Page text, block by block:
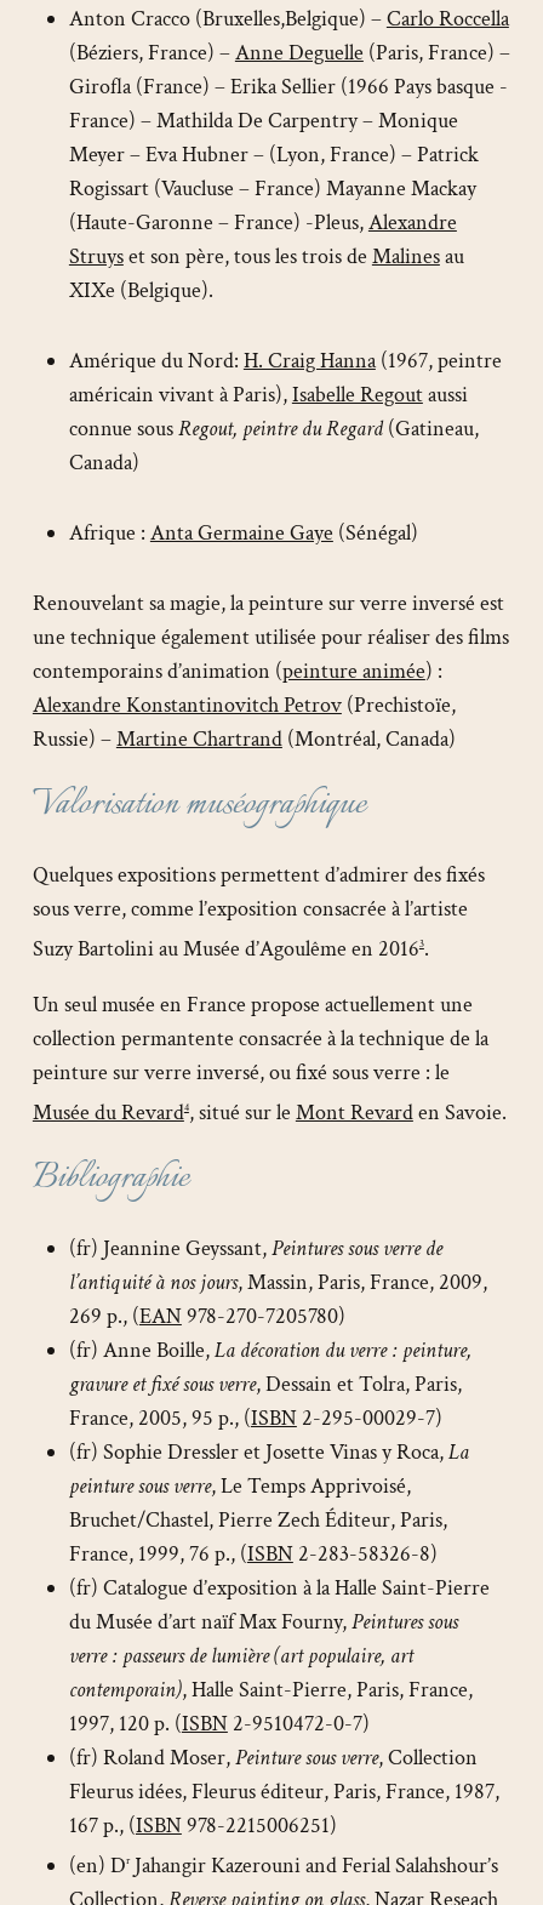
Anton Cracco (Bruxelles,Belgique) –Carlo Roccella
(Béziers, France) –Anne Deguelle (Paris, France) –
Girofla (France) – Erika Sellier (1966 Pays basque -
France) – Mathilda De Carpentry – Monique
Meyer – Eva Hubner – (Lyon, France) – Patrick
Rogissart (Vaucluse – France) Mayanne Mackay
(Haute-Garonne – France) -Pleus,Alexandre
Struyset son père, tous les trois de Malinesau
XIXe (Belgique).
Amérique du Nord: H. Craig Hanna(1967, peintre
américain vivant à Paris),Isabelle Regoutaussi
connue sousRegout, peintre du Regard(Gatineau,
Canada)
Afrique : Anta Germaine Gaye (Sénégal)
Renouvelant sa magie, la peinture sur verre inversé est
une technique également utilisée pour réaliser des films
contemporains d’animation (peinture animée) :
Alexandre Konstantinovitch Petrov(Prechistoïe,
Russie) –Martine Chartrand(Montréal, Canada)
Valorisation muséographique
Quelques expositions permettent d’admirer des fixés
sous verre, comme l’exposition consacrée à l’artiste
Suzy Bartolini au Musée d’Agoulême en 20163.
Un seul musée en France propose actuellement une
collection permantente consacrée à la technique de la
peinture sur verre inversé, ou fixé sous verre : le
Musée du Revard4, situé sur le Mont Revarden Savoie.
Bibliographie
(fr) Jeannine Geyssant,Peintures sous verre de
l’antiquité à nos jours, Massin, Paris, France, 2009,
269 p., (EAN978-270-7205780)
(fr) Anne Boille,La décoration du verre : peinture,
gravure et fixé sous verre, Dessain et Tolra, Paris,
France, 2005, 95 p., (ISBN2-295-00029-7)
(fr) Sophie Dressler et Josette Vinas y Roca,La
peinture sous verre, Le Temps Apprivoisé,
Bruchet/Chastel, Pierre Zech Éditeur, Paris,
France, 1999, 76 p., (ISBN2-283-58326-8)
(fr) Catalogue d’exposition à la Halle Saint-Pierre
du Musée d’art naïf Max Fourny,Peintures sous
verre : passeurs de lumière (art populaire, art
contemporain), Halle Saint-Pierre, Paris, France,
1997, 120 p. (ISBN2-9510472-0-7)
(fr) Roland Moser,Peinture sous verre, Collection
Fleurus idées, Fleurus éditeur, Paris, France, 1987,
167 p., (ISBN978-2215006251)
(en) DrJahangir Kazerouni and Ferial Salahshour’s
Collection, Reverse painting on glass, Nazar Reseach